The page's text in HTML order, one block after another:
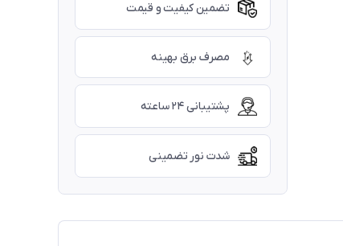
تضمین کیفیت و قیمت
مصرف برق بهینه
پشتیبانی ۲۴ ساعته
شدت نور تضمینی